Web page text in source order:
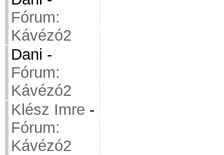
Fórum:
Kávézó2
Dani -
Fórum:
Kávézó2
Klész Imre -
Fórum:
Kávézó2